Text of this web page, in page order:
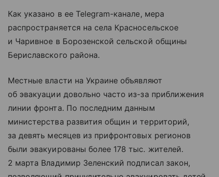
Как указано в ее Telegram-канале, мера
распространяется на села Красносельское
и Чаривное в Борозенской сельской общины
Бериславского района.
Местные власти на Украине объявляют
об эвакуации довольно часто из-за приближения
линии фронта. По последним данным
министерства развития общин и территорий,
за девять месяцев из прифронтовых регионов
были эвакуированы более 178 тыс. жителей.
2 марта Владимир Зеленский подписал закон,